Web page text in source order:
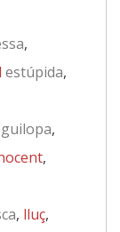
,
estúpida,
guilopa,
,
, lluç,